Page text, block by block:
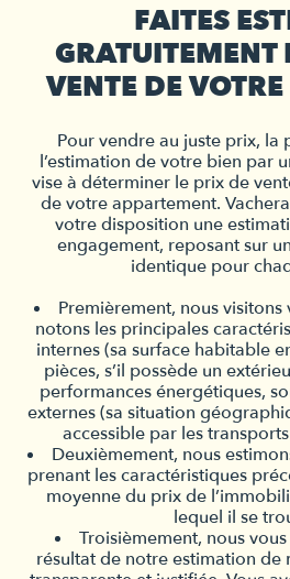
FAITES
GRATUITEMENT
VENTE DE
Pour vendre au juste prix, la
l’estimation de votre bien par
vise à déterminer le prix de
de votre appartement.
votre disposition une
engagement, reposant sur
identique pour
Premièrement, nous
notons les principales
internes (sa surface habitable
pièces, s’il possède un
performances énergétiques,
externes (sa situation
accessible par les
Deuxièmement, nous
prenant les caractéristiques
moyenne du prix de
lequel il se
Troisièmement, nous
résultat de notre estimation de